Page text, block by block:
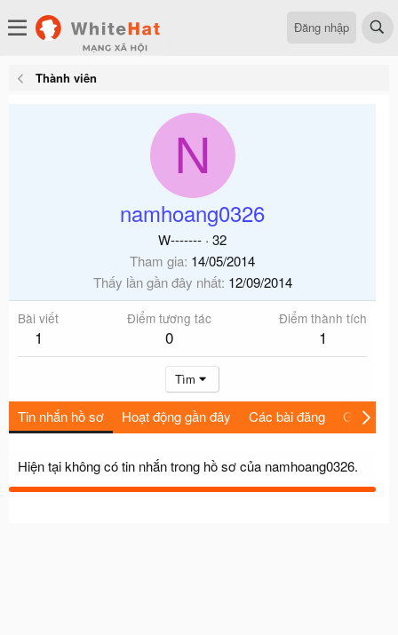
Đăng nhập
Thành viên
N
namhoang0326
W------- · 32
Tham gia 14/05/2014
Thấy lần gần đây nhất 12/09/2014
Bài viết
1
Điểm tương tác
0
Điểm thành tích
1
Tìm
Tin nhắn hồ sơ Hoạt động gần đây Các bài đăng Giới thiệu
Hiện tại không có tin nhắn trong hồ sơ của namhoang0326.